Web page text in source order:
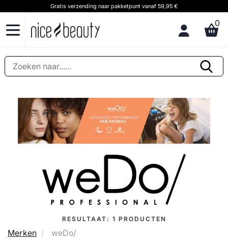
Gratis verzending naar pakketpunt vanaf 59,95 €
0
RESULTAAT: 1 PRODUCTEN
Merken weDo/